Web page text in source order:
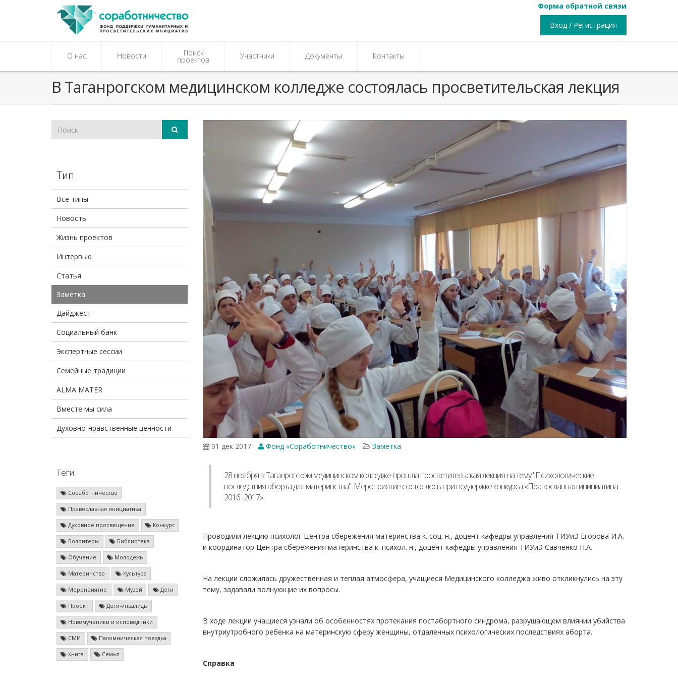
Форма обратной связи
Вход / Регистрация
О нас Новости Поиск
проектов Участники Документы Контакты
В Таганрогском медицинском колледже состоялась просветительская лекция
Тип
Все типы
Новость
Жизнь проектов
Интервью
Статья
Заметка
Дайджест
Социальный банк
Экспертные сессии
Семейные традиции
ALMA MATER
Вместе мы сила
Духовно-нравственные ценности
Теги
Соработничество
Православная инициатива
Духовное просвещение Конкурс
Волонтеры Библиотека
Обучение Молодежь
Материнство Культура
Мероприятие Музей Дети
Проект Дети-инвалиды
Новомученики и исповедники
СМИ Паломническая поездка
Книга Семья
01 дек 2017 Фонд «Соработничество» Заметка
28 ноября в Таганрогском медицинском колледже прошла просветительская лекция на тему "Психологические
последствия аборта для материнства". Мероприятие состоялось при поддержке конкурса «Православная инициатива
2016 -2017».
Проводили лекцию психолог Центра сбережения материнства к. соц. н., доцент кафедры управления ТИУиЭ Егорова И.А.
и координатор Центра сбережения материнства к. психол. н., доцент кафедры управления ТИУиЭ Савченко Н.А.
На лекции сложилась дружественная и теплая атмосфера, учащиеся Медицинского колледжа живо откликнулись на эту
тему, задавали волнующие их вопросы.
В ходе лекции учащиеся узнали об особенностях протекания постабортного синдрома, разрушающем влиянии убийства
внутриутробного ребенка на материнскую сферу женщины, отдаленных психологических последствиях аборта.
Справка